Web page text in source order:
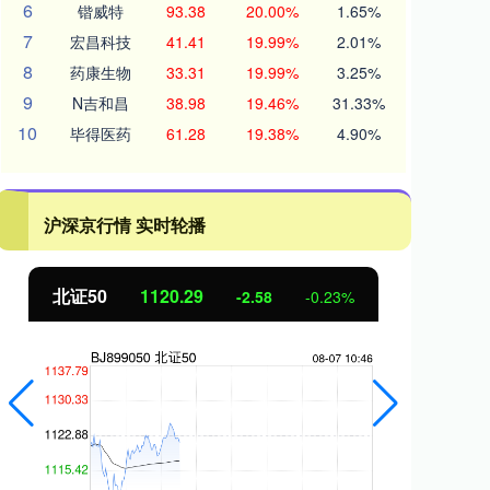
6 锴威特 93.38 20.00% 1.65%
7 宏昌科技 41.41 19.99% 2.01%
8 药康生物 33.31 19.99% 3.25%
9 N吉和昌 38.98 19.46% 31.33%
10 毕得医药 61.28 19.38% 4.90%
沪深京行情 实时轮播
北证50 1120.29 -2.58 -0.23%